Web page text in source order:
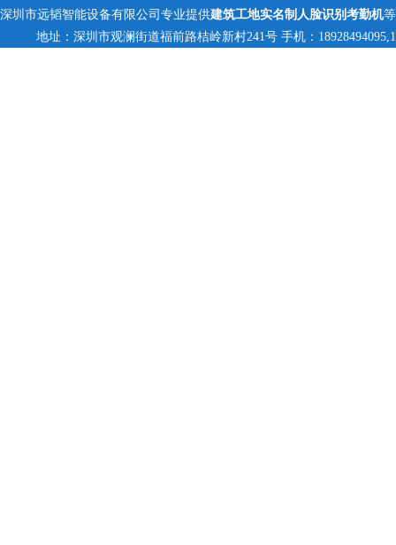
深圳市远韬智能设备有限公司专业提供建筑工地实名制人脸识别考勤机
地址：深圳市观澜街道福前路桔岭新村241号 手机：